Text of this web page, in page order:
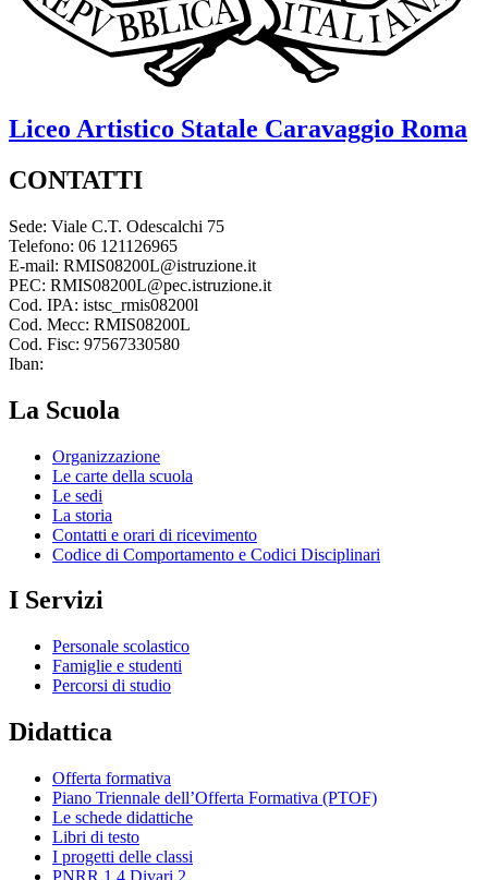
Liceo Artistico Statale Caravaggio Roma
CONTATTI
Sede: Viale C.T. Odescalchi 75
Telefono: 06 121126965
E-mail: RMIS08200L@istruzione.it
PEC: RMIS08200L@pec.istruzione.it
Cod. IPA: istsc_rmis08200l
Cod. Mecc: RMIS08200L
Cod. Fisc: 97567330580
Iban:
La Scuola
Organizzazione
Le carte della scuola
Le sedi
La storia
Contatti e orari di ricevimento
Codice di Comportamento e Codici Disciplinari
I Servizi
Personale scolastico
Famiglie e studenti
Percorsi di studio
Didattica
Offerta formativa
Piano Triennale dell’Offerta Formativa (PTOF)
Le schede didattiche
Libri di testo
I progetti delle classi